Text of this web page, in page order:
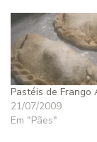
Pastéis de Frango
21/07/2009
Em "Pães"